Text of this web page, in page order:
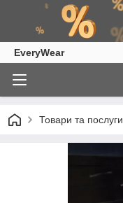
EveryWear
Товари та послуги